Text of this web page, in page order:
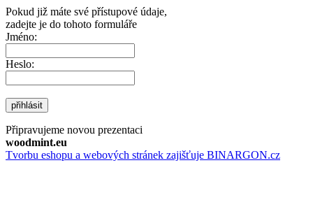
Pokud již máte své přístupové údaje,
zadejte je do tohoto formuláře
Jméno:
Heslo:
přihlásit
Připravujeme novou prezentaci
woodmint.eu
Tvorbu eshopu a webových stránek zajišťuje BINARGON.cz